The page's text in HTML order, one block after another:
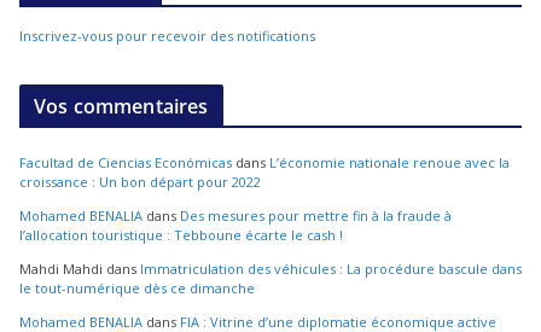
Inscrivez-vous pour recevoir des notifications
Vos commentaires
Facultad de Ciencias Económicas dans L’économie nationale renoue avec la
croissance : Un bon départ pour 2022
Mohamed BENALIA dans Des mesures pour mettre fin à la fraude à
l’allocation touristique : Tebboune écarte le cash !
Mahdi Mahdi dans Immatriculation des véhicules : La procédure bascule dans
le tout-numérique dès ce dimanche
Mohamed BENALIA dans FIA : Vitrine d’une diplomatie économique active